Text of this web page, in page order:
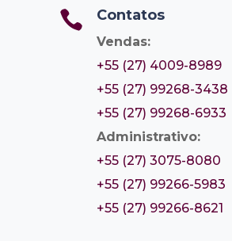
 Contatos
Vendas:
+55 (27) 4009-8989
+55 (27) 99268-3438
+55 (27) 99268-6933
Administrativo:
+55 (27) 3075-8080
+55 (27) 99266-5983
+55 (27) 99266-8621